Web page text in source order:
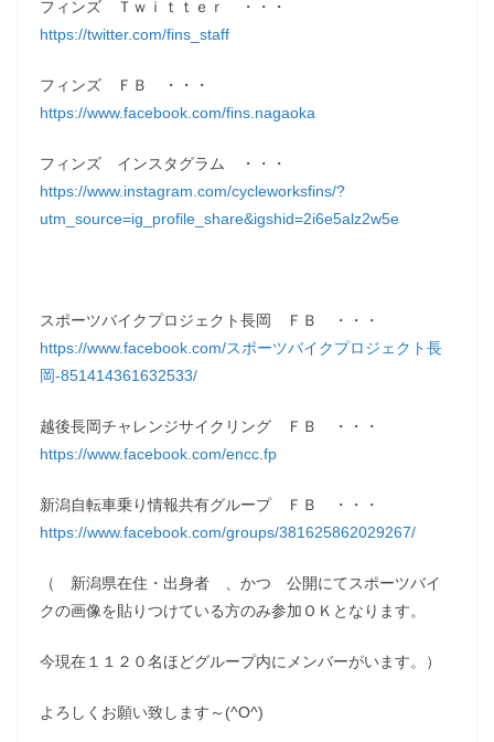
フィンズ Ｔｗｉｔｔｅｒ ・・・
https://twitter.com/fins_staff
フィンズ ＦＢ ・・・
https://www.facebook.com/fins.nagaoka
フィンズ インスタグラム ・・・
https://www.instagram.com/cycleworksfins/?
utm_source=ig_profile_share&igshid=2i6e5alz2w5e
スポーツバイクプロジェクト長岡 ＦＢ ・・・
https://www.facebook.com/スポーツバイクプロジェクト長
岡-851414361632533/
越後長岡チャレンジサイクリング ＦＢ ・・・
https://www.facebook.com/encc.fp
新潟自転車乗り情報共有グループ ＦＢ ・・・
https://www.facebook.com/groups/381625862029267/
（ 新潟県在住・出身者 、かつ 公開にてスポーツバイ
クの画像を貼りつけている方のみ参加ＯＫとなります。
今現在１１２０名ほどグループ内にメンバーがいます。）
よろしくお願い致します～(^O^)